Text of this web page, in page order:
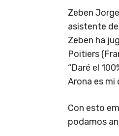
Zeben
asistente
Zeben ha
Poitiers
“Daré el
Arona es mi
Con esto
podamos